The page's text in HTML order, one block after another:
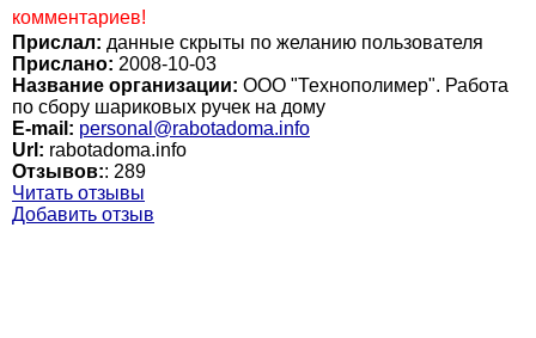
комментариев!
Прислал: данные скрыты по желанию пользователя
Прислано: 2008-10-03
Название организации: ООО "Технополимер". Работа
по сбору шариковых ручек на дому
E-mail: personal@rabotadoma.info
Url: rabotadoma.info
Отзывов:: 289
Читать отзывы
Добавить отзыв